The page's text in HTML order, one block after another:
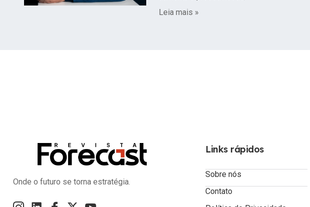
Leia mais »
Onde o futuro se torna estratégia.
Links rápidos
Sobre nós
Contato